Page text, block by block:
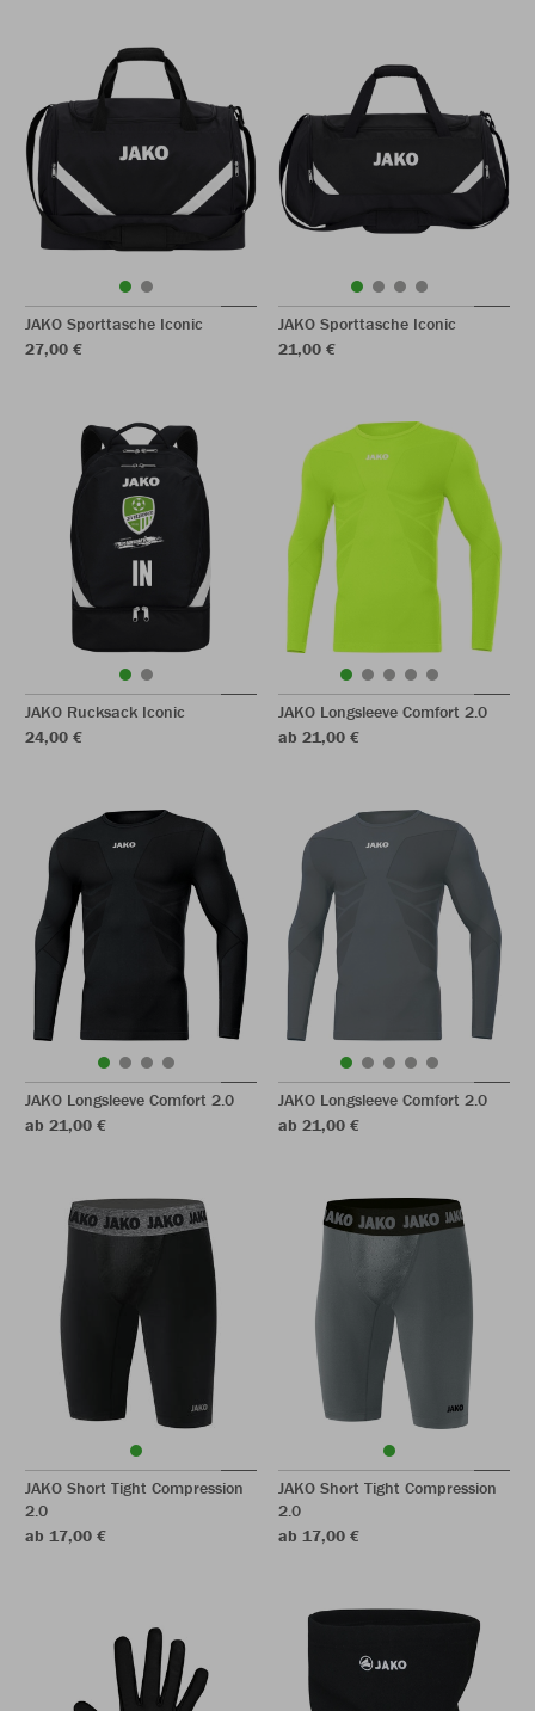
JAKO Sporttasche Iconic
27,00 €
JAKO Sporttasche Iconic
21,00 €
JAKO Rucksack Iconic
24,00 €
JAKO Longsleeve Comfort 2.0
ab 21,00 €
JAKO Longsleeve Comfort 2.0
ab 21,00 €
JAKO Longsleeve Comfort 2.0
ab 21,00 €
JAKO Short Tight Compression
2.0
ab 17,00 €
JAKO Short Tight Compression
2.0
ab 17,00 €